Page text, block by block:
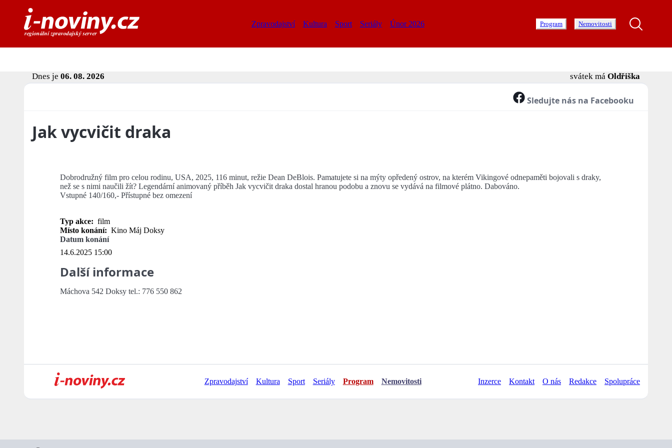
Zpravodajství Kultura Sport Seriály Únor 2026 Program Nemovitosti
Dnes je 06. 08. 2026 svátek má Oldřiška
Sledujte nás na Facebooku
Jak vycvičit draka
Dobrodružný film pro celou rodinu, USA, 2025, 116 minut, režie Dean DeBlois. Pamatujete si na mýty opředený ostrov, na kterém Vikingové odnepaměti bojovali s draky,
než se s nimi naučili žít? Legendární animovaný příběh Jak vycvičit draka dostal hranou podobu a znovu se vydává na filmové plátno. Dabováno.
Vstupné 140/160,- Přístupné bez omezení
Typ akce: film
Místo konání: Kino Máj Doksy
Datum konání
14.6.2025 15:00
Další informace
Máchova 542 Doksy tel.: 776 550 862
Zpravodajství Kultura Sport Seriály Program Nemovitosti Inzerce Kontakt O nás Redakce Spolupráce